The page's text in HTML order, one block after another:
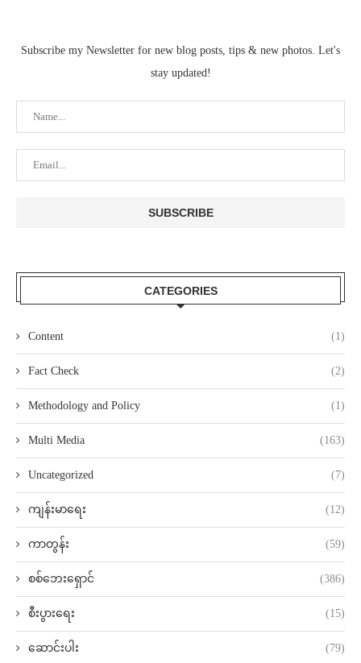
Subscribe my Newsletter for new blog posts, tips & new photos. Let's
stay updated!
CATEGORIES
Content (1)
Fact Check (2)
Methodology and Policy (1)
Multi Media (163)
Uncategorized (7)
ကျန်းမာရေး (12)
ကာတွန်း (59)
စစ်ဘေးရှောင် (386)
စီးပွားရေး (15)
ဆောင်းပါး (79)